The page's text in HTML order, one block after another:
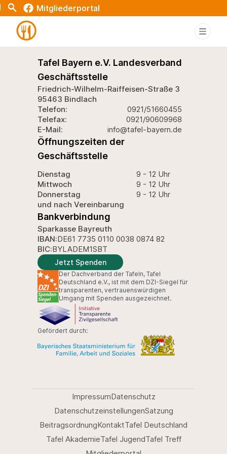
Search Mitgliederportal
Test
Tafel Bayern e.V. Landesverband
Geschäftsstelle
Friedrich-Wilhelm-Raiffeisen-Straße 3
95463 Bindlach
Telefon:
0921/51660455
Telefax:
0921/90609968
E-Mail:
info@tafel-bayern.de
Öffnungszeiten der
Geschäftsstelle
Dienstag
9 - 12 Uhr
Mittwoch
9 - 12 Uhr
Donnerstag
9 - 12 Uhr
und nach Vereinbarung
Bankverbindung
Sparkasse Bayreuth
IBAN:DE61 7735 0110 0038 0874 82
BIC:BYLADEM1SBT
Jetzt Spenden
Der Dachverband der Tafeln, Tafel
Deutschland e.V., ist mit dem DZI-Siegel für
transparenten, vertrauenswürdigen
Umgang mit Spenden ausgezeichnet.
Gefördert durch:
ImpressumDatenschutz
DatenschutzeinstellungenSatzung
BeitragsordnungKontaktTafel Deutschland
Tafel AkademieTafel JugendTafel Treff